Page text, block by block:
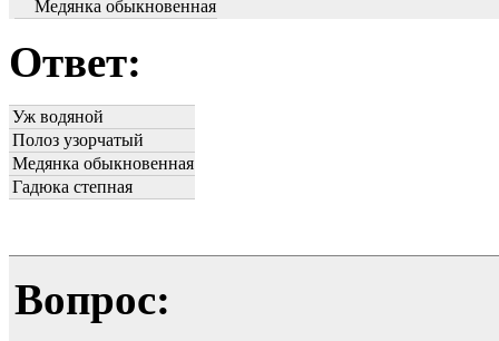
Медянка обыкновенная
Ответ:
Уж водяной
Полоз узорчатый
Медянка обыкновенная
Гадюка степная
Вопрос: